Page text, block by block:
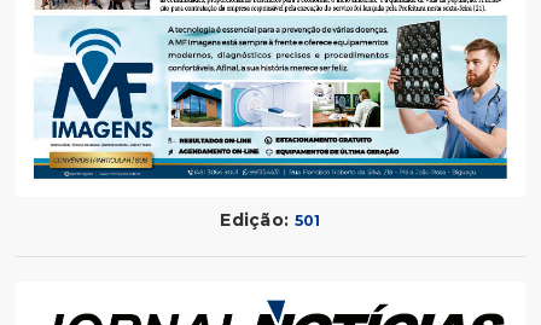
Edição: 501